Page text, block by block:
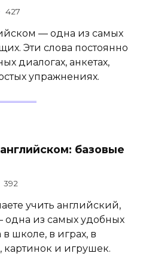
427
— одна из самых
Эти слова постоянно
диалогах, анкетах,
упражнениях.
базовые
392
учить английский,
из самых удобных
школе, в играх, в
и игрушек.